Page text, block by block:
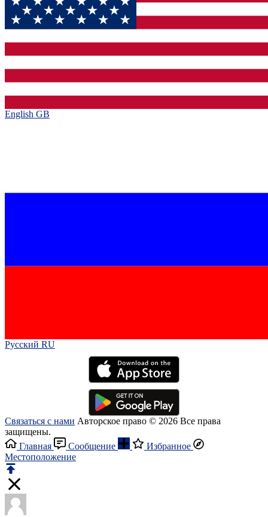
English GB‎
Русский RU‎
Связаться с нами Авторское право © 2026 Все права
защищены.
Главная
Сообщение
Избранное
Местоположение